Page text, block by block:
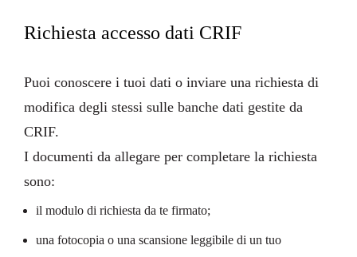
Richiesta accesso dati CRIF
Puoi conoscere i tuoi dati o inviare una richiesta di
modifica degli stessi sulle banche dati gestite da
CRIF.
I documenti da allegare per completare la richiesta
sono:
il modulo di richiesta da te firmato;
una fotocopia o una scansione leggibile di un tuo